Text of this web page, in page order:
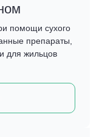
помощи сухого
препараты,
для жильцов